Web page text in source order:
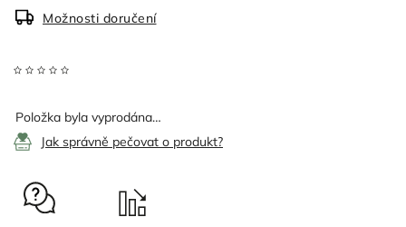
Možnosti doručení
Položka byla vyprodána…
Jak správně pečovat o produkt?